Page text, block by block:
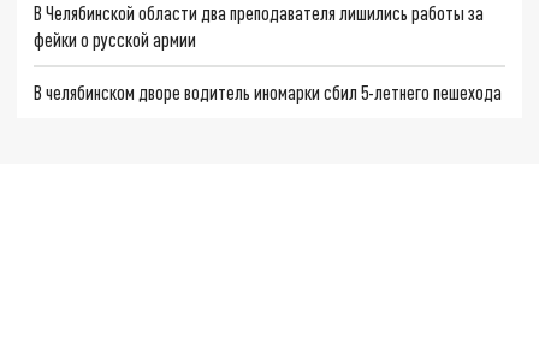
В Челябинской области два преподавателя лишились работы за
фейки о русской армии
В челябинском дворе водитель иномарки сбил 5-летнего пешехода